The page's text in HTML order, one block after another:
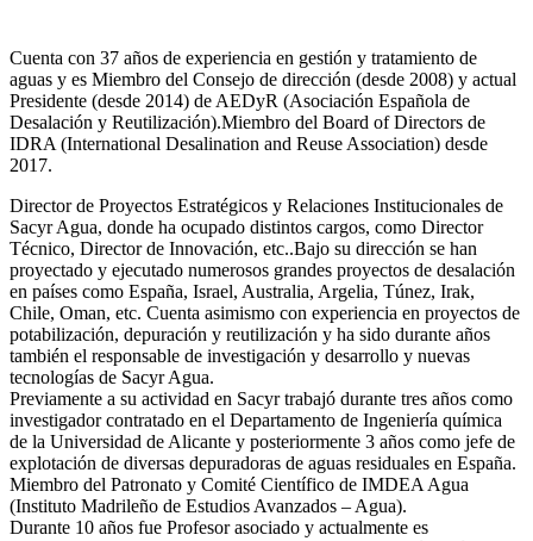
Cuenta con 37 años de experiencia en gestión y tratamiento de
aguas y es Miembro del Consejo de dirección (desde 2008) y actual
Presidente (desde 2014) de AEDyR (Asociación Española de
Desalación y Reutilización).Miembro del Board of Directors de
IDRA (International Desalination and Reuse Association) desde
2017.
Director de Proyectos Estratégicos y Relaciones Institucionales de
Sacyr Agua, donde ha ocupado distintos cargos, como Director
Técnico, Director de Innovación, etc..Bajo su dirección se han
proyectado y ejecutado numerosos grandes proyectos de desalación
en países como España, Israel, Australia, Argelia, Túnez, Irak,
Chile, Oman, etc. Cuenta asimismo con experiencia en proyectos de
potabilización, depuración y reutilización y ha sido durante años
también el responsable de investigación y desarrollo y nuevas
tecnologías de Sacyr Agua.
Previamente a su actividad en Sacyr trabajó durante tres años como
investigador contratado en el Departamento de Ingeniería química
de la Universidad de Alicante y posteriormente 3 años como jefe de
explotación de diversas depuradoras de aguas residuales en España.
Miembro del Patronato y Comité Científico de IMDEA Agua
(Instituto Madrileño de Estudios Avanzados – Agua).
Durante 10 años fue Profesor asociado y actualmente es